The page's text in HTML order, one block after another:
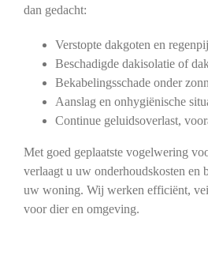
dan gedacht:
Verstopte dakgoten en
Beschadigde dakisolatie of
Bekabelingsschade onder
Aanslag en onhygiënische
Continue geluidsoverlast,
Met goed geplaatste vogelwering
verlaagt u uw onderhoudskosten en
uw woning. Wij werken efficiënt,
voor dier en omgeving.